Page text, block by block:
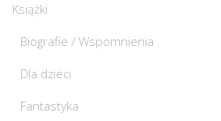
Książki
Biografie / Wspomnienia
Dla dzieci
Fantastyka